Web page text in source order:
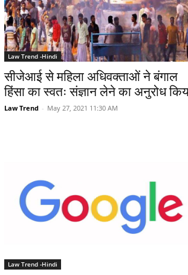
Law Trend -Hindi
सीजेआई से महिला अधिवक्ताओं ने बंगाल
हिंसा का स्वतः संज्ञान लेने का अनुरोध
Law Trend - May 27, 2021 11:30 AM
Law Trend -Hindi